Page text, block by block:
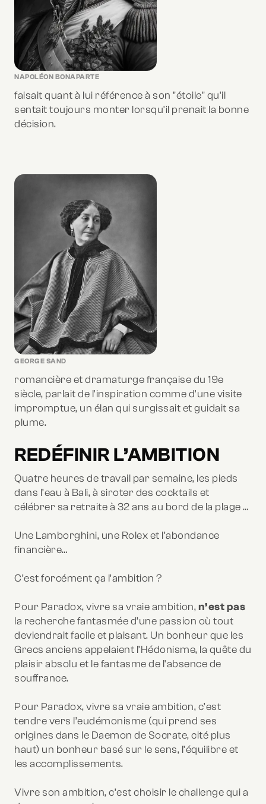
NAPOLÉON BONAPARTE
faisait quant à lui référence à son "étoile" qu'il
sentait toujours monter lorsqu'il prenait la bonne
décision.
GEORGE SAND
romancière et dramaturge française du 19e
siècle, parlait de l'inspiration comme d'une visite
impromptue, un élan qui surgissait et guidait sa
plume.
REDÉFINIR L’AMBITION
Quatre heures de travail par semaine, les pieds
dans l’eau à Bali, à siroter des cocktails et
célébrer sa retraite à 32 ans au bord de la plage …
Une Lamborghini, une Rolex et l’abondance
financière…
C’est forcément ça l’ambition ?
Pour Paradox, vivre sa vraie ambition,n’est pas
la recherche fantasmée d’une passion où tout
deviendrait facile et plaisant. Un bonheur que les
Grecs anciens appelaient l’Hédonisme, la quête du
plaisir absolu et le fantasme de l'absence de
souffrance.
Pour Paradox, vivre sa vraie ambition, c’est
tendre vers l’eudémonisme (qui prend ses
origines dans le Daemon de Socrate, cité plus
haut) un bonheur basé sur le sens, l’équilibre et
les accomplissements.
Vivre son ambition, c’est choisir le challenge qui a